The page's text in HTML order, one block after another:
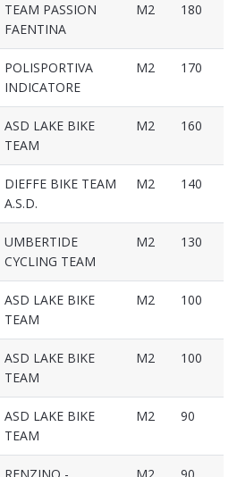
TEAM PASSION
FAENTINA
M2 180
POLISPORTIVA
INDICATORE
M2 170
ASD LAKE BIKE
TEAM
M2 160
DIEFFE BIKE TEAM
A.S.D.
M2 140
UMBERTIDE
CYCLING TEAM
M2 130
ASD LAKE BIKE
TEAM
M2 100
ASD LAKE BIKE
TEAM
M2 100
ASD LAKE BIKE
TEAM
M2 90